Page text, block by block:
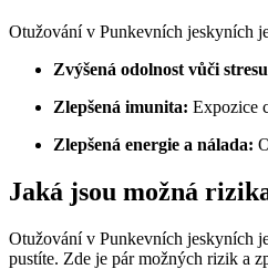
Otužování v Punkevních jeskyních
Zvýšená odolnost vůči
Zlepšená imunita: Expozice
Zlepšená energie a nálada:
Jaká jsou možná
Otužování v Punkevních jeskyních
pustíte. Zde je pár možných rizik a